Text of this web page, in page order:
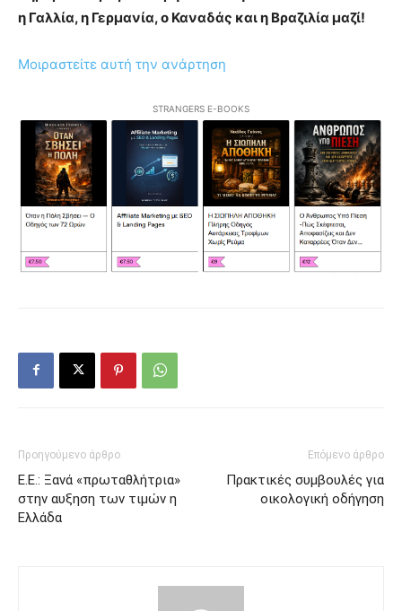
η Γαλλία, η Γερμανία, ο Καναδάς και η Βραζιλία μαζί!
Μοιραστείτε αυτή την ανάρτηση
STRANGERS E-BOOKS
Προηγούμενο άρθρο
Ε.Ε.: Ξανά «πρωταθλήτρια»
στην αυξηση των τιμών η
Ελλάδα
Επόμενο άρθρο
Πρακτικές συμβουλές για
οικολογική οδήγηση